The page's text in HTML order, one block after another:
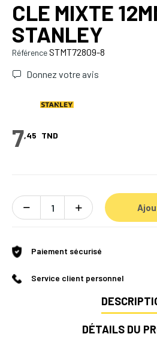
CLE MIXTE
STANLEY
RéférenceSTMT72809-8
Donnez votre avis
7,45 TND
Paiement sécurisé
Service client personnel
DÉTAILS DU